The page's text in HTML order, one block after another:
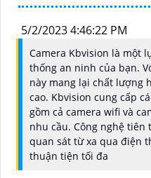
5/2/2023 4:46:22 PM
Camera Kbvision là một
thống an ninh của bạn.
này mang lại chất lượng
cao. Kbvision cung cấp
gồm cả camera wifi và
nhu cầu. Công nghệ tiên
quan sát từ xa qua điện
thuận tiện tối đa